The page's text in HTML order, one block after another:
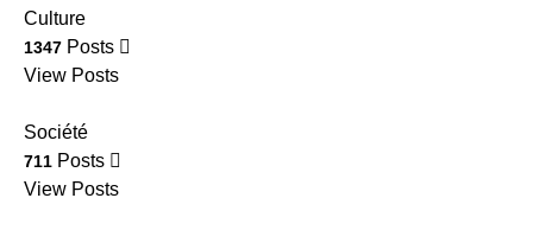
Culture
1347 Posts
View Posts
Société
711 Posts
View Posts